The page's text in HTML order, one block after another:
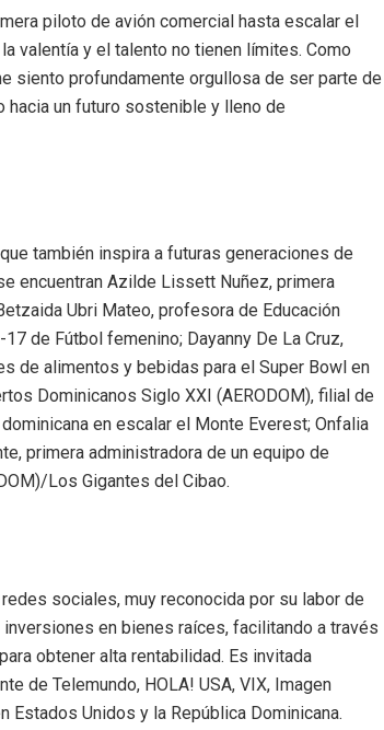
piloto de avión comercial hasta escalar el
valentía y el talento no tienen límites. Como
siento profundamente orgullosa de ser parte de
hacia un futuro sostenible y lleno de
también inspira a futuras generaciones de
encuentran Azilde Lissett Nuñez, primera
Ubri Mateo, profesora de Educación
de Fútbol femenino; Dayanny De La Cruz,
de alimentos y bebidas para el Super Bowl en
Dominicanos Siglo XXI (AERODOM), filial de
en escalar el Monte Everest; Onfalia
primera administradora de un equipo de
Los Gigantes del Cibao.
sociales, muy reconocida por su labor de
en bienes raíces, facilitando a través
obtener alta rentabilidad. Es invitada
de Telemundo, HOLA! USA, VIX, Imagen
Estados Unidos y la República Dominicana.